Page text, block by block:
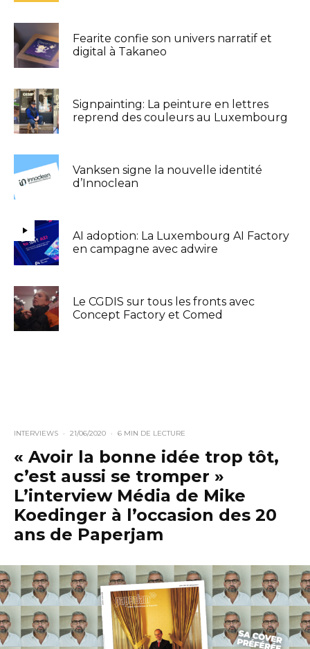
Fearite confie son univers narratif et
digital à Takaneo
Signpainting: La peinture en lettres
reprend des couleurs au Luxembourg
Vanksen signe la nouvelle identité
d’Innoclean
AI adoption: La Luxembourg AI Factory
en campagne avec adwire
Le CGDIS sur tous les fronts avec
Concept Factory et Comed
INTERVIEWS · 21/06/2020 · 6 MIN DE LECTURE
« Avoir la bonne idée trop tôt,
c’est aussi se tromper »
L’interview Média de Mike
Koedinger à l’occasion des 20
ans de Paperjam